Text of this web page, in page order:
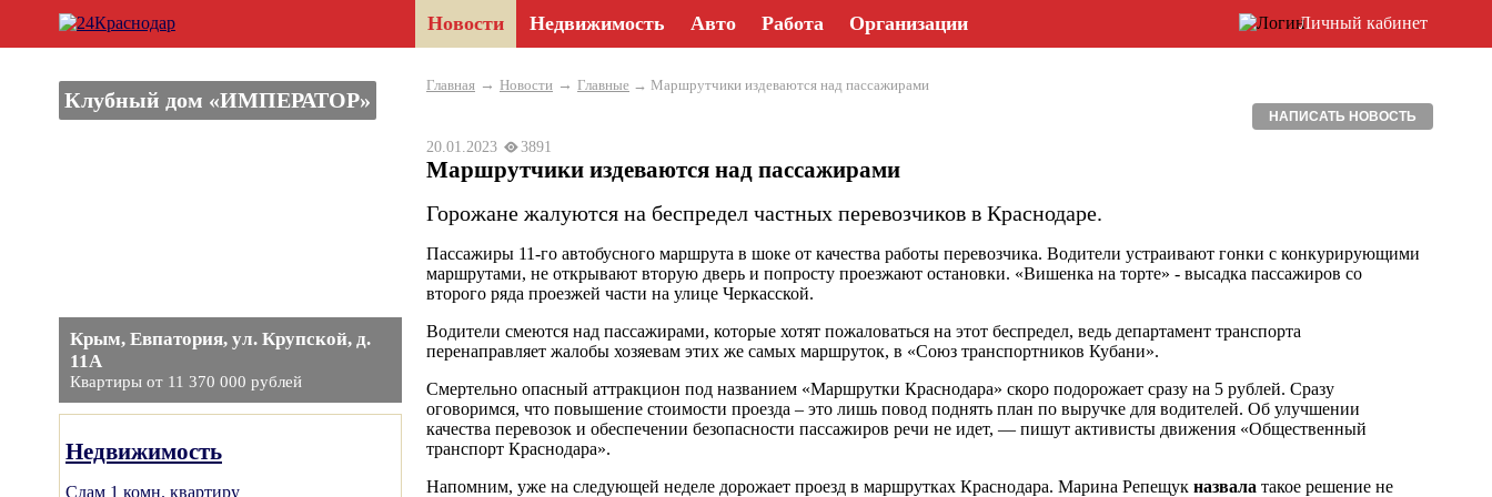
Новости Недвижимость Авто Работа Организации Личный кабинет
Клубный дом «ИМПЕРАТОР»
Крым, Евпатория, ул. Крупской, д.
11А
Квартиры от 11 370 000 рублей
Недвижимость
Сдам 1 комн. квартиру
Главная → Новости → Главные → Маршрутчики издеваются над пассажирами
НАПИСАТЬ НОВОСТЬ
20.01.2023 3891
Маршрутчики издеваются над пассажирами
Горожане жалуются на беспредел частных перевозчиков в Краснодаре.
Пассажиры 11-го автобусного маршрута в шоке от качества работы перевозчика. Водители устраивают гонки с конкурирующими
маршрутами, не открывают вторую дверь и попросту проезжают остановки. «Вишенка на торте» - высадка пассажиров со
второго ряда проезжей части на улице Черкасской.
Водители смеются над пассажирами, которые хотят пожаловаться на этот беспредел, ведь департамент транспорта
перенаправляет жалобы хозяевам этих же самых маршруток, в «Союз транспортников Кубани».
Смертельно опасный аттракцион под названием «Маршрутки Краснодара» скоро подорожает сразу на 5 рублей. Сразу
оговоримся, что повышение стоимости проезда – это лишь повод поднять план по выручке для водителей. Об улучшении
качества перевозок и обеспечении безопасности пассажиров речи не идет, — пишут активисты движения «Общественный
транспорт Краснодара».
Напомним, уже на следующей неделе дорожает проезд в маршрутках Краснодара. Марина Репещук назвала такое решение не